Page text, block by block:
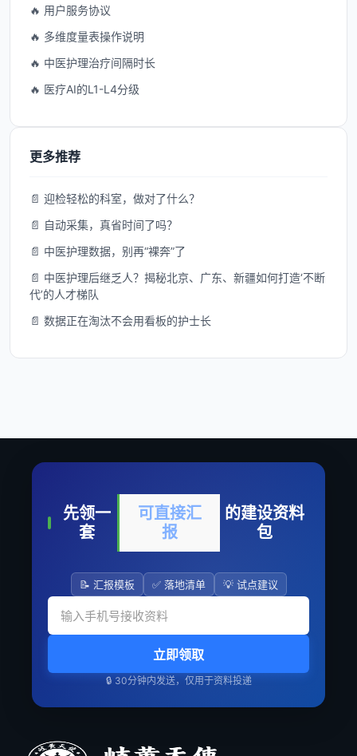
🔥 用户服务协议
🔥 多维度量表操作说明
🔥 中医护理治疗间隔时长
🔥 医疗AI的L1-L4分级
更多推荐
📄 迎检轻松的科室，做对了什么？
📄 自动采集，真省时间了吗？
📄 中医护理数据，别再“裸奔”了
📄 中医护理后继乏人？揭秘北京、广东、新疆如何打造‘不断
代’的人才梯队
📄 数据正在淘汰不会用看板的护士长
先领一
套
可直接汇
报
的建设资料
包
📝 汇报模板 ✅ 落地清单 💡 试点建议
立即领取
🔒 30分钟内发送，仅用于资料投递